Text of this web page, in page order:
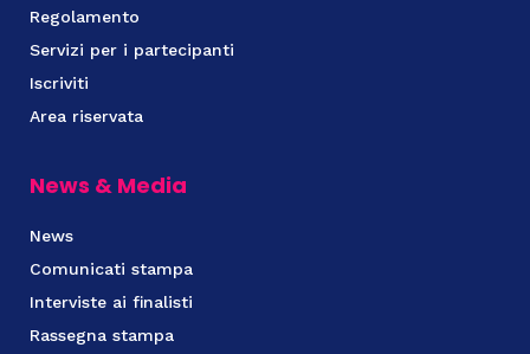
Regolamento
Servizi per i partecipanti
Iscriviti
Area riservata
News & Media
News
Comunicati stampa
Interviste ai finalisti
Rassegna stampa